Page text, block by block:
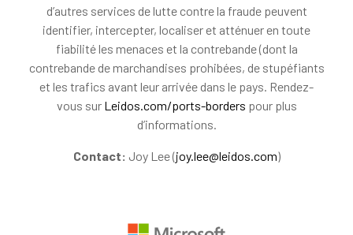
d’autres services de lutte contre la fraude peuvent
identifier, intercepter, localiser et atténuer en toute
fiabilité les menaces et la contrebande (dont la
contrebande de marchandises prohibées, de stupéfiants
et les trafics avant leur arrivée dans le pays. Rendez-
vous sur Leidos.com/ports-borders pour plus
d’informations.
Contact: Joy Lee (joy.lee@leidos.com)